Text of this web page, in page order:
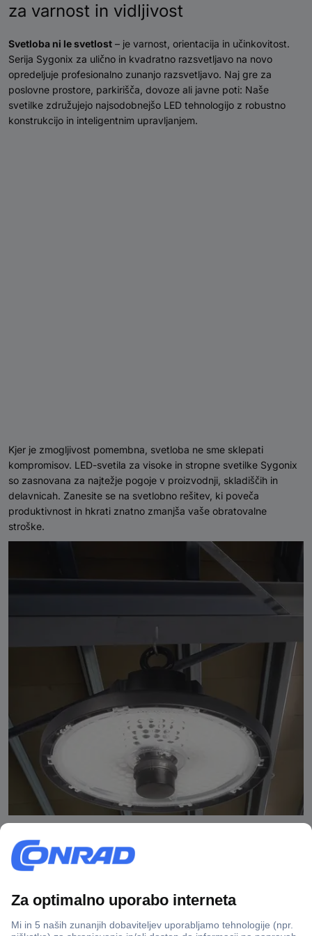
za varnost in vidljivost
Svetloba ni le svetlost – je varnost, orientacija in učinkovitost.
Serija Sygonix za ulično in kvadratno razsvetljavo na novo
opredeljuje profesionalno zunanjo razsvetljavo. Naj gre za
poslovne prostore, parkirišča, dovoze ali javne poti: Naše
svetilke združujejo najsodobnejšo LED tehnologijo z robustno
konstrukcijo in inteligentnim upravljanjem.
Kjer je zmogljivost pomembna, svetloba ne sme sklepati
kompromisov. LED-svetila za visoke in stropne svetilke Sygonix
so zasnovana za najtežje pogoje v proizvodnji, skladiščih in
delavnicah. Zanesite se na svetlobno rešitev, ki poveča
produktivnost in hkrati znatno zmanjša vaše obratovalne
stroške.